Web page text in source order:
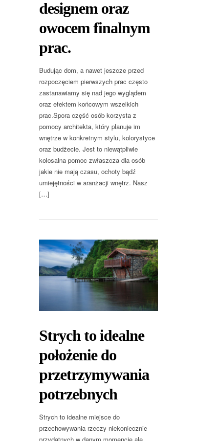
designem oraz
owocem finalnym
prac.
Budując dom, a nawet jeszcze przed
rozpoczęciem pierwszych prac często
zastanawiamy się nad jego wyglądem
oraz efektem końcowym wszelkich
prac.Spora część osób korzysta z
pomocy architekta, który planuje im
wnętrze w konkretnym stylu, kolorystyce
oraz budżecie. Jest to niewątpliwie
kolosalna pomoc zwłaszcza dla osób
jakie nie mają czasu, ochoty bądź
umiejętności w aranżacji wnętrz. Nasz
[…]
Strych to idealne
położenie do
przetrzymywania
potrzebnych
Strych to idealne miejsce do
przechowywania rzeczy niekoniecznie